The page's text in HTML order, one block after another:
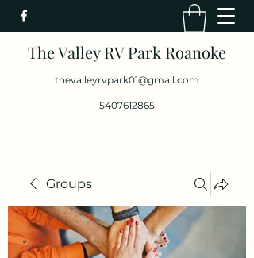
The Valley RV Park Roanoke
thevalleyrvpark01@gmail.com
5407612865
Groups